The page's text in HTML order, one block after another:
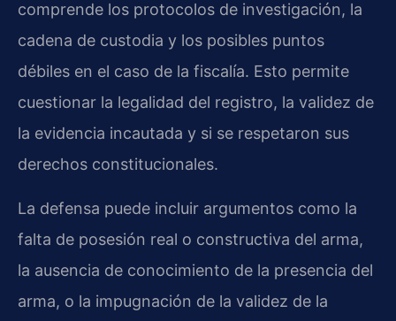
comprende los protocolos de investigación, la
cadena de custodia y los posibles puntos
débiles en el caso de la fiscalía. Esto permite
cuestionar la legalidad del registro, la validez de
la evidencia incautada y si se respetaron sus
derechos constitucionales.
La defensa puede incluir argumentos como la
falta de posesión real o constructiva del arma,
la ausencia de conocimiento de la presencia del
arma, o la impugnación de la validez de la